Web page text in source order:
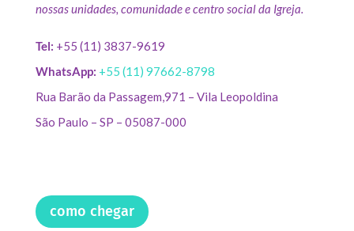
nossas unidades, comunidade e centro social da Igreja.
Tel: +55 (11) 3837-9619
WhatsApp: +55 (11) 97662-8798
Rua Barão da Passagem,971 – Vila Leopoldina
São Paulo – SP – 05087-000
como chegar